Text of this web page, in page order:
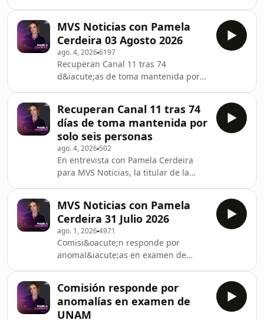
UNAM, Rodolfo Mart&iacute;nez,
explic&oacute; las implicaciones
jur&iacute;dicas que enfrentan las y
los estudiantes tras las
inconsistencias detectadas en la
prueba de ingreso a licenciatura a
distancia.See
omnystudio.com/listener for privacy
information.
MVS Noticias con Pamela
Cerdeira 03 Agosto 2026
ago. 4, 20266197
Recuperan Canal 11 tras 74
d&iacute;as de toma mantenida por
information.
Recuperan Canal 11 tras 74
días de toma mantenida por
solo seis personas
ago. 4, 2026 502
En entrevista con Pamela Cerdeira
para MVS Noticias, la titular de la
recuperaci&oacute;n del inmueble y
los severos destrozos hallados en el
acervo audiovisual del canal.See
omnystudio.com/listener for privacy
information.
MVS Noticias con Pamela
Cerdeira 31 Julio 2026
ago. 1, 20264971
Comisi&oacute;n responde por
anomal&iacute;as en examen de
Comisión responde por
anomalías en examen de
UNAM